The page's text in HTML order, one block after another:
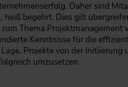
Daher sind
heiß begehrt. Dies gilt
Thema Projektmanagement
Kenntnisse für die
Projekte von der Initiierung
umzusetzen.